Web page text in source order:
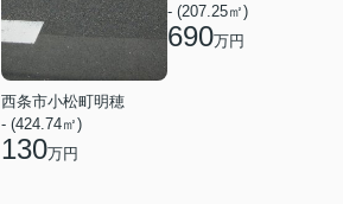
西条市小松町明穂
- (424.74㎡)
130万円
- (207.25㎡)
690万円